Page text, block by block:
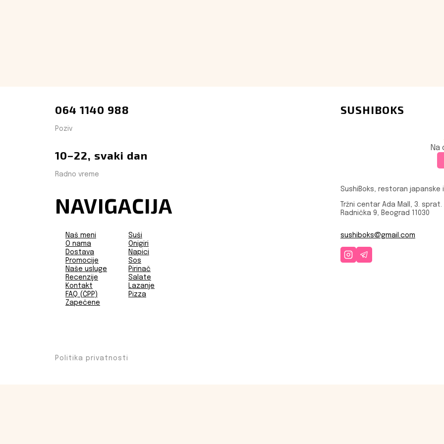
064 1140 988
Poziv
10–22, svaki dan
Radno vreme
NAVIGACIJA
Naš meni
O nama
Dostava
Promocije
Naše usluge
Recenzije
Kontakt
FAQ (ČPP)
Zapečene
Suši
Onigiri
Napici
Sos
Pirinač
Salate
Lazanje
Pizza
SUSHIBOKS
Na
SushiBoks, restoran japanske
Tržni centar Ada Mall, 3. sprat.
Radnička 9, Beograd 11030
sushiboks@gmail.com
Politika privatnosti